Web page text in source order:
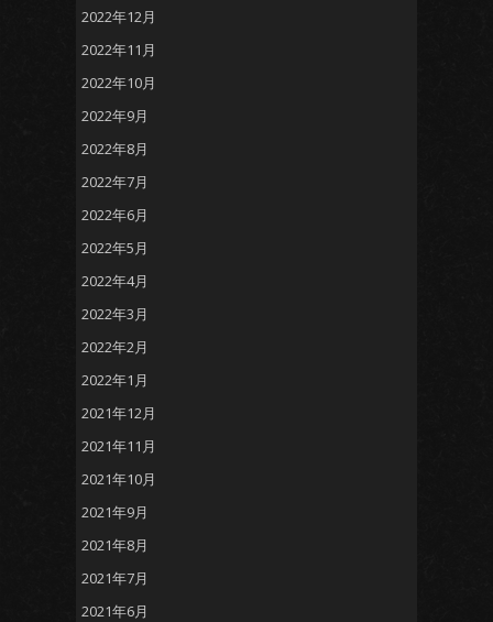
2022年12月
2022年11月
2022年10月
2022年9月
2022年8月
2022年7月
2022年6月
2022年5月
2022年4月
2022年3月
2022年2月
2022年1月
2021年12月
2021年11月
2021年10月
2021年9月
2021年8月
2021年7月
2021年6月